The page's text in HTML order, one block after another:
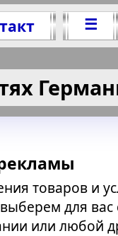
☰
товаров и
для вас
или любой